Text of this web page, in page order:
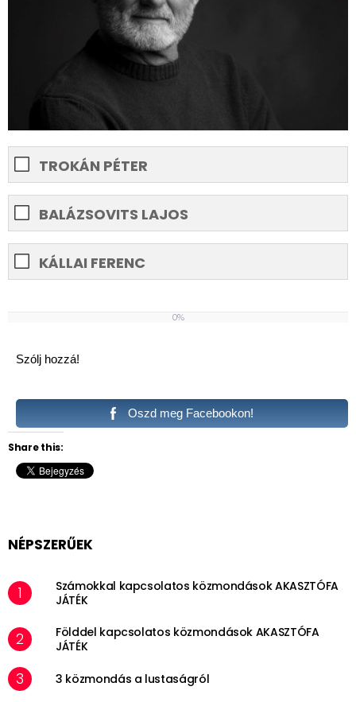
TROKÁN PÉTER
BALÁZSOVITS LAJOS
KÁLLAI FERENC
0%
Szólj hozzá!
Oszd meg Facebookon!
Share this:
NÉPSZERŰEK
Számokkal kapcsolatos közmondások AKASZTÓFA
JÁTÉK
Földdel kapcsolatos közmondások AKASZTÓFA
JÁTÉK
3 közmondás a lustaságról